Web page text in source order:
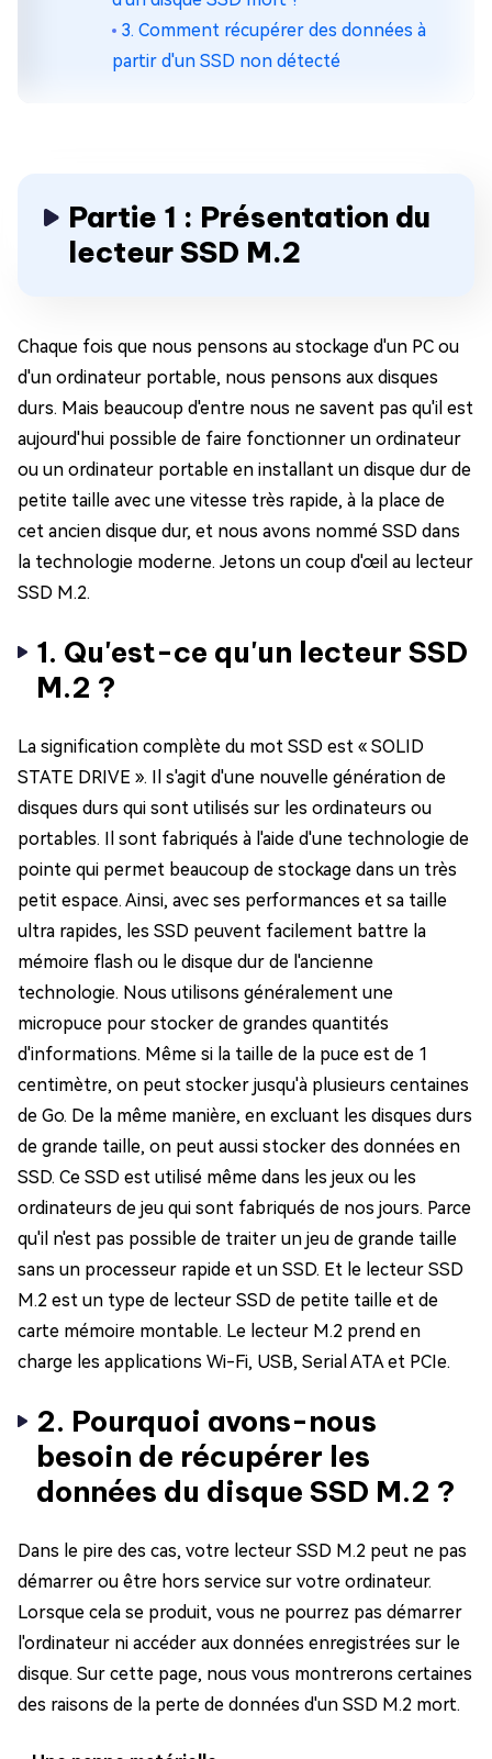
3. Comment récupérer des données à
partir d'un SSD non détecté
Partie 1 : Présentation du
lecteur SSD M.2
Chaque fois que nous pensons au stockage d'un PC ou
d'un ordinateur portable, nous pensons aux disques
durs. Mais beaucoup d'entre nous ne savent pas qu'il est
aujourd'hui possible de faire fonctionner un ordinateur
ou un ordinateur portable en installant un disque dur de
petite taille avec une vitesse très rapide, à la place de
cet ancien disque dur, et nous avons nommé SSD dans
la technologie moderne. Jetons un coup d'œil au lecteur
SSD M.2.
1. Qu'est-ce qu'un lecteur SSD
M.2 ?
La signification complète du mot SSD est « SOLID
STATE DRIVE ». Il s'agit d'une nouvelle génération de
disques durs qui sont utilisés sur les ordinateurs ou
portables. Il sont fabriqués à l'aide d'une technologie de
pointe qui permet beaucoup de stockage dans un très
petit espace. Ainsi, avec ses performances et sa taille
ultra rapides, les SSD peuvent facilement battre la
mémoire flash ou le disque dur de l'ancienne
technologie. Nous utilisons généralement une
micropuce pour stocker de grandes quantités
d'informations. Même si la taille de la puce est de 1
centimètre, on peut stocker jusqu'à plusieurs centaines
de Go. De la même manière, en excluant les disques durs
de grande taille, on peut aussi stocker des données en
SSD. Ce SSD est utilisé même dans les jeux ou les
ordinateurs de jeu qui sont fabriqués de nos jours. Parce
qu'il n'est pas possible de traiter un jeu de grande taille
sans un processeur rapide et un SSD. Et le lecteur SSD
M.2 est un type de lecteur SSD de petite taille et de
carte mémoire montable. Le lecteur M.2 prend en
charge les applications Wi-Fi, USB, Serial ATA et PCIe.
2. Pourquoi avons-nous
besoin de récupérer les
données du disque SSD M.2 ?
Dans le pire des cas, votre lecteur SSD M.2 peut ne pas
démarrer ou être hors service sur votre ordinateur.
Lorsque cela se produit, vous ne pourrez pas démarrer
l'ordinateur ni accéder aux données enregistrées sur le
disque. Sur cette page, nous vous montrerons certaines
des raisons de la perte de données d'un SSD M.2 mort.